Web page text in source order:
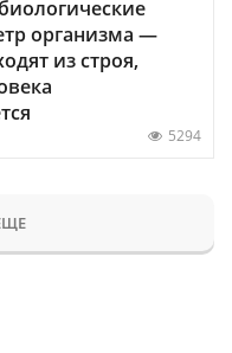
организма —
из строя,
5294